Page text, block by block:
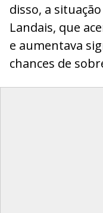
disso, a
Landais, que
e aumentava
chances de